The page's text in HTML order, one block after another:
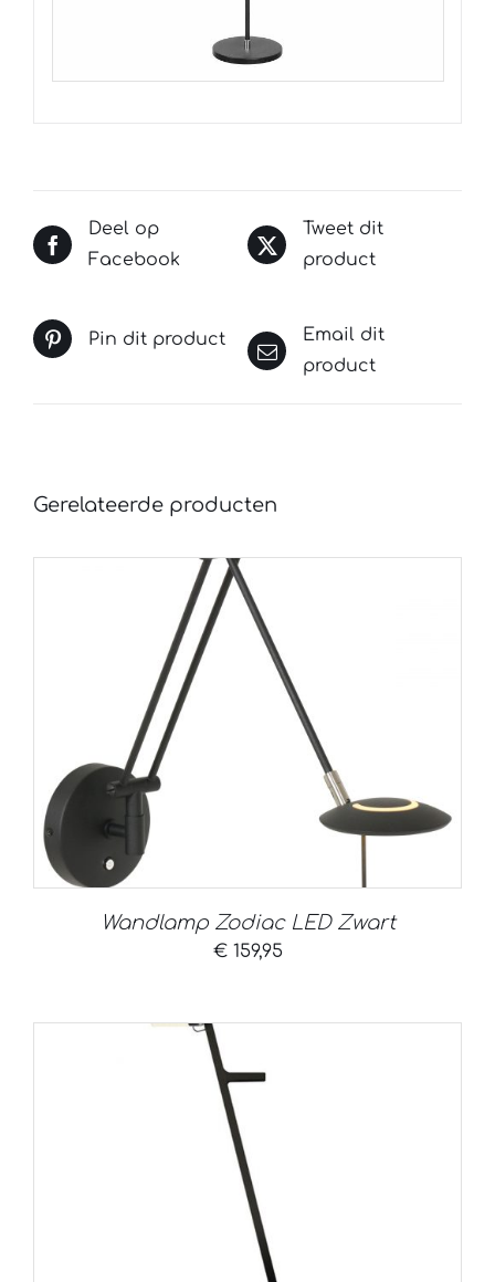
Deel op
Facebook
Tweet dit
product
Pin dit product
Email dit
product
Gerelateerde producten
Wandlamp Zodiac LED Zwart
€159,95